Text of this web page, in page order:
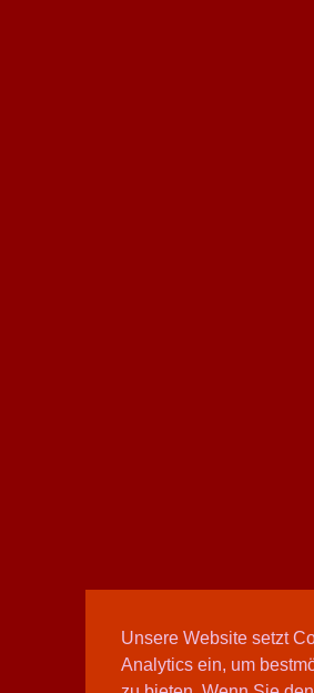
Unsere Website setzt
Analytics ein, um